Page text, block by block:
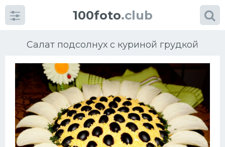
100foto.club
Салат подсолнух с куриной грудкой
Категориикартинок